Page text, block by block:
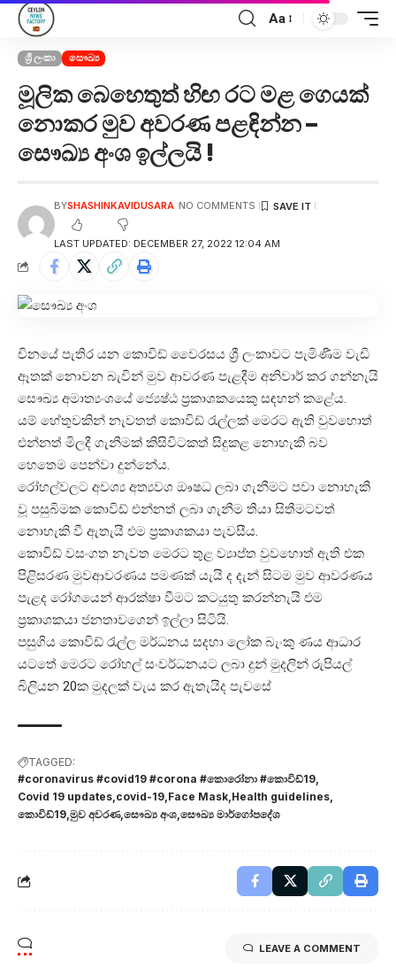
Aa
ශ්‍රී ලංකා සෞඛ්‍ය
මූලික බෙහෙතුත් හිඟ රට මළ ගෙයක්
නොකර මුව අවරණ පළඳින්න –
සෞඛ්‍ය අංශ ඉල්ලයි !
LAST UPDATED: DECEMBER 27, 2022 12:04 AM
BYSHASHINKAVIDUSARA NO COMMENTS
චිනයේ පැතිර යන කොවිඩ් වෛරසය ශ්‍රී ලංකාවට පැමිණීම වැඩි
ඈතක් නොවන බැවින් මුව ආවරණ පැළදීම අනිවාර් කර ගන්නැයි
සෞඛ්‍ය අමාත්‍යංශයේ ජ්‍යෙෂ්ඨ ප්‍රකාශකයෙකු සඳහන් කළේය.
යම් හේතුවකින් නැවතත් කොවිඩ් රැල්ලක් මෙරට ඇති වුවහොත්
එන්නත් මිලදී ගැනීමක් කිසිවිටකත් සිදුකළ නොහැකි බව
හෙතෙම පෙන්වා දුන්නේය.
රෝහල්වලට අවශ්‍ය අත්‍යවශ ඖෂධ ලබා ගැනීමට පවා නොහැකි
වූ පසුබිමක කොවිඩ් එන්නත් ලබා ගැනීම තියා සිතීමටවත්
නොහැකි වී ඇතැයි එම ප්‍රකාශකයා පැවසීය.
කොවිඩ් වසංගත නැවත මෙරට තුළ ව්‍යාප්ත වුවහොත් ඇති එක
පිළිසරණ මුවආවරණය පමණක් යැයි ද දැන් සිටම මුව ආවරණය
පැළද රෝගයෙන් ආරක්ෂා වීමට කටයුතු කරන්නැයි එම
ප්‍රකාශකයා ජනතාවගෙන් ඉල්ලා සිටියි.
පසුගිය කොවිඩ් රැල්ල මර්ධනය සදහා ලෝක බැංකු ණය ආධාර
යටතේ මෙරට රෝහල් සංවර්ධනයට ලබා දුන් මුදලින් රුපියල්
බිලියන 20ක මුදලක් වැය කර ඇතැයිද පැවසේ
TAGGED:
#coronavirus #covid19 #corona #කොරෝනා #කොවිඩ්19
Covid 19 updates covid-19 Face Mask Health guidelines
කොවිඩ්19 මුව අවරණ සෞඛ්‍ය අංශ සෞඛ්‍ය මාර්ගෝපදේශ
LEAVE A COMMENT